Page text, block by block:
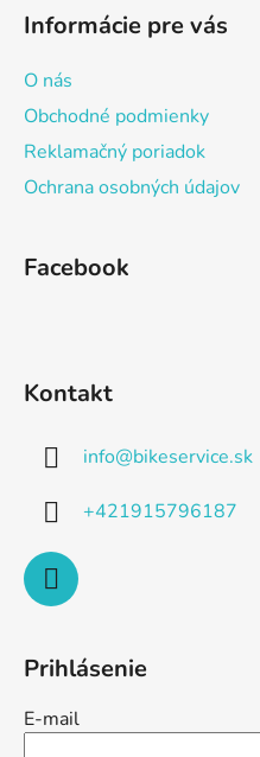
Informácie pre vás
O nás
Obchodné podmienky
Reklamačný poriadok
Ochrana osobných údajov
Facebook
Kontakt
info@bikeservice.sk
+421915796187
Prihlásenie
E-mail